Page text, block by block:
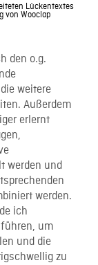
Lückentextes
von Wooclap
den o.g.
weitere
Außerdem
erlernt
werden und
werden.
ich
um
und die
zu